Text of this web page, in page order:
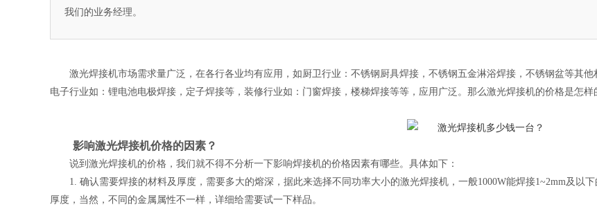
我们的业务经理。
激光焊接机市场需求量广泛，在各行各业均有应用，如厨卫行业：不锈钢厨具焊接，不锈钢五金淋浴焊接，不锈钢盆等其
电子行业如：锂电池电极焊接，定子焊接等，装修行业如：门窗焊接，楼梯焊接等等，应用广泛。那么激光焊接机的价格是怎样
影响激光焊接机价格的因素？
说到激光焊接机的价格，我们就不得不分析一下影响焊接机的价格因素有哪些。具体如下：
1. 确认需要焊接的材料及厚度，需要多大的熔深，据此来选择不同功率大小的激光焊接机，一般1000W能焊接1~2mm及以
厚度，当然，不同的金属属性不一样，详细给需要试一下样品。